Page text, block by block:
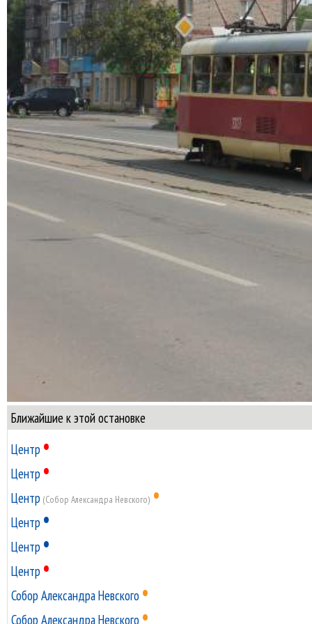
Ближайшие к этой остановке
Центр •
Центр •
Центр (Собор Александра Невского) •
Центр •
Центр •
Центр •
Собор Александра Невского •
Собор Александра Невского •